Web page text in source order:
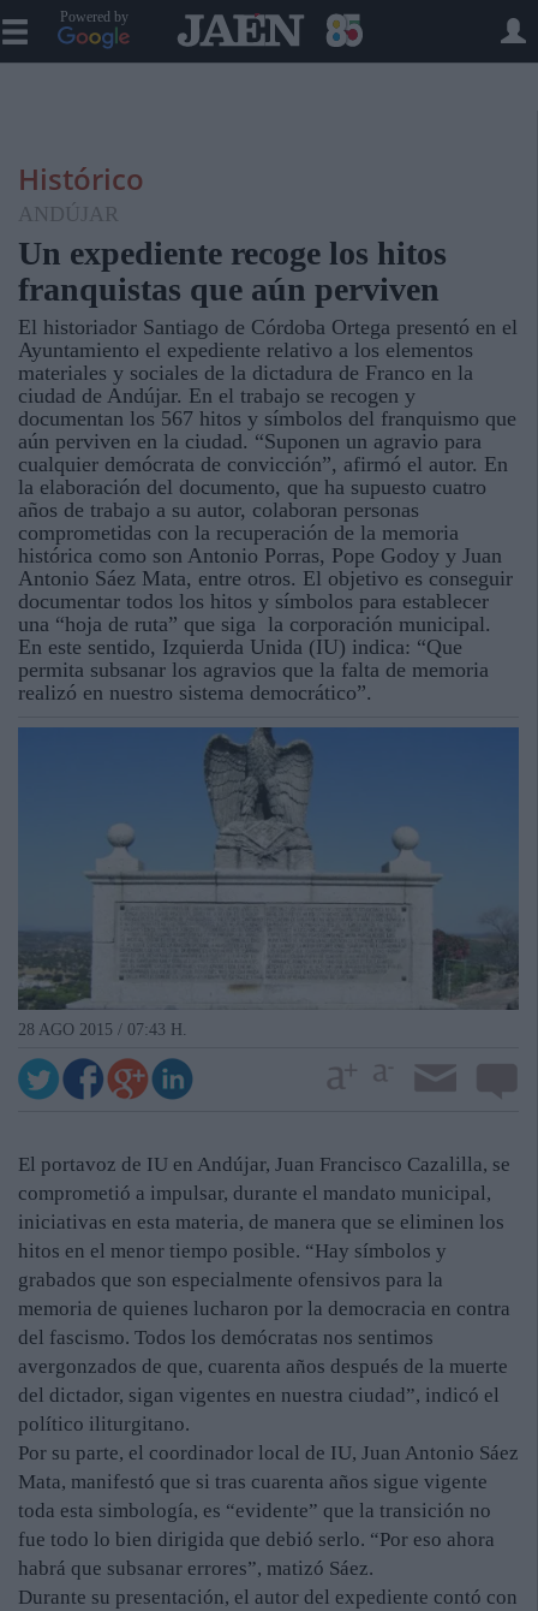
Powered by
Histórico
ANDÚJAR
Un expediente recoge los hitos
franquistas que aún perviven
El historiador Santiago de Córdoba Ortega presentó en el
Ayuntamiento el expediente relativo a los elementos
materiales y sociales de la dictadura de Franco en la
ciudad de Andújar. En el trabajo se recogen y
documentan los 567 hitos y símbolos del franquismo que
aún perviven en la ciudad. “Suponen un agravio para
cualquier demócrata de convicción”, afirmó el autor. En
la elaboración del documento, que ha supuesto cuatro
años de trabajo a su autor, colaboran personas
comprometidas con la recuperación de la memoria
histórica como son Antonio Porras, Pope Godoy y Juan
Antonio Sáez Mata, entre otros. El objetivo es conseguir
documentar todos los hitos y símbolos para establecer
una “hoja de ruta” que siga la corporación municipal.
En este sentido, Izquierda Unida (IU) indica: “Que
permita subsanar los agravios que la falta de memoria
realizó en nuestro sistema democrático”.
28 AGO 2015 / 07:43 H.
El portavoz de IU en Andújar, Juan Francisco Cazalilla, se
comprometió a impulsar, durante el mandato municipal,
iniciativas en esta materia, de manera que se eliminen los
hitos en el menor tiempo posible. “Hay símbolos y
grabados que son especialmente ofensivos para la
memoria de quienes lucharon por la democracia en contra
del fascismo. Todos los demócratas nos sentimos
avergonzados de que, cuarenta años después de la muerte
del dictador, sigan vigentes en nuestra ciudad”, indicó el
político iliturgitano.
Por su parte, el coordinador local de IU, Juan Antonio Sáez
Mata, manifestó que si tras cuarenta años sigue vigente
toda esta simbología, es “evidente” que la transición no
fue todo lo bien dirigida que debió serlo. “Por eso ahora
habrá que subsanar errores”, matizó Sáez.
Durante su presentación, el autor del expediente contó con